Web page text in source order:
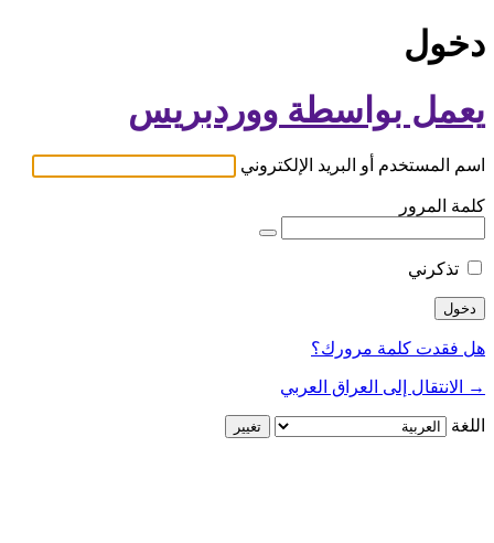
دخول
يعمل بواسطة ووردبريس
اسم المستخدم أو البريد الإلكتروني
كلمة المرور
تذكرني
هل فقدت كلمة مرورك؟
→ الانتقال إلى العراق العربي
اللغة